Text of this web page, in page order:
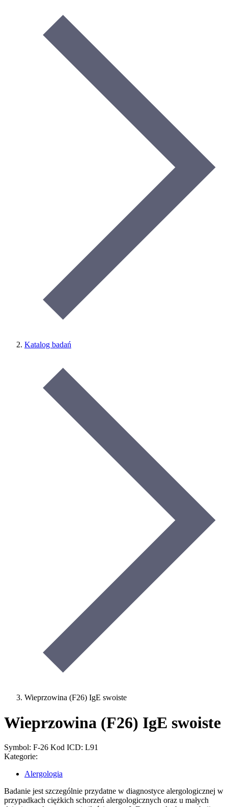
Katalog badań
Wieprzowina (F26) IgE swoiste
Wieprzowina (F26) IgE swoiste
Symbol: F-26 Kod ICD: L91
Kategorie:
Alergologia
Badanie jest szczególnie przydatne w diagnostyce alergologicznej w
przypadkach ciężkich schorzeń alergologicznych oraz u małych